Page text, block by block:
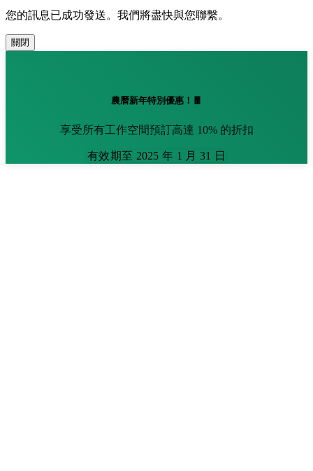
您的訊息已成功發送。我們將盡快與您聯繫。
關閉
農曆新年特別優惠！🧧
享受所有工作空間預訂高達 10% 的折扣
有效期至 2025 年 1 月 31 日